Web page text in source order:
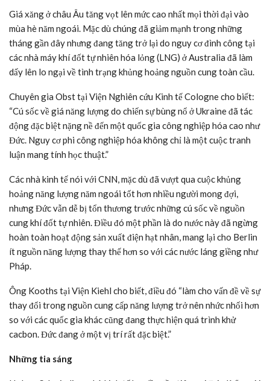
AFP/Getty Images
Trung Quốc là thị trường xuất khẩu lớn thứ tư của Đức nhưng
nước này cũng đang phải đối mặt với một loạt vấn đề kinh tế – bao
gồm tăng trưởng chậm lại và tỷ lệ thất nghiệp ở thanh niên kỷ lục,
từ đó làm giảm nhu cầu đối với hàng hóa Đức.
lớn thứ hai của Đức tính đến năm 2021. Sự thay đổi này cũng là
kết quả của những thay đổi cơ bản hơn trong nền kinh tế Trung
Quốc. “Trung Quốc đã trở thành đối thủ cạnh tranh và đơn giản
là không cần nhiều hàng hóa do Đức sản xuất như trước đây”.
Những vấn đề sâu sắc hơn
và cuộc xung đột ở Ukraine là nguyên nhân gây ra phần lớn tình
trạng khó khăn hiện tại của Đức, tuy nhiên nhiều vấn đề của nước
này còn sâu sắc hơn và do chính họ tự gây ra.
cải cách kinh tế nào trong 10 năm qua. Họ đã tụt lại phía sau